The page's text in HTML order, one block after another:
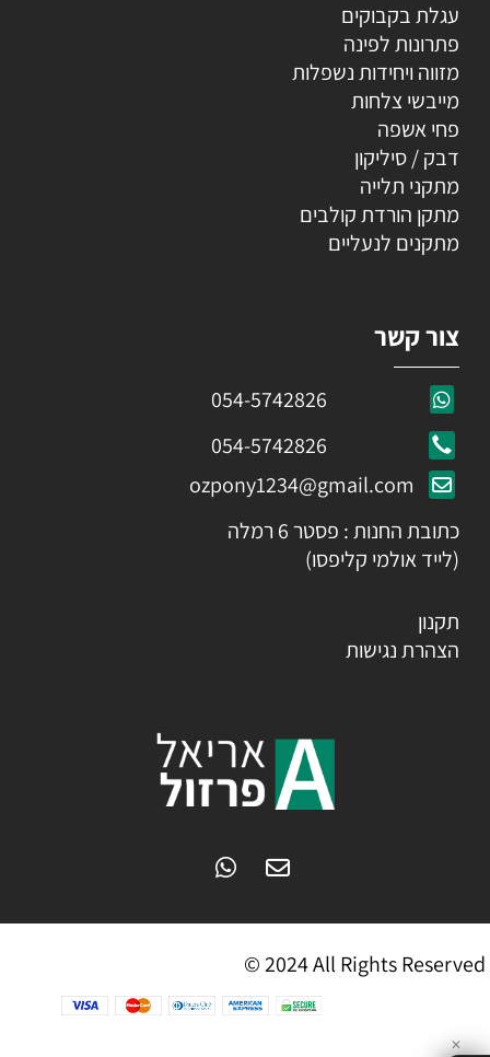
עגלת בקבוקים
פתרונות לפינה
מזווה ויחידות נשפלות
מייבשי צלחות
פחי אשפה
דבק / סיליקון
מתקני תלייה
מתקן הורדת קולבים
מתקנים לנעליים
צור קשר
054-5742826
054-5742826
ozpony1234@gmail.com
כתובת החנות : פסטר 6 רמלה
(לייד אולמי קליפסו)
תקנון
הצהרת נגישות
© 2024 All Rights Reserved
✕